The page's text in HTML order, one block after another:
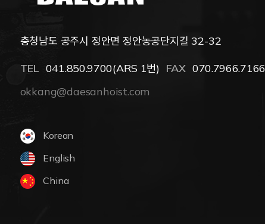
충청남도 공주시 정안면 정안농공단지길 32-32
TEL 041.850.9700(ARS 1번) FAX 070.7966.7166
okkang@daesanhoist.com
Korean
English
China